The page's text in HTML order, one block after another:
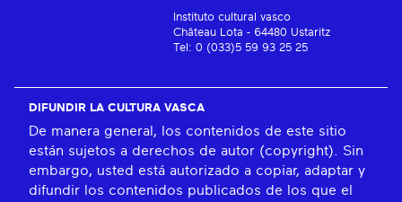
Instituto cultural vasco
Château Lota - 64480 Ustaritz
Tel: 0 (033)5 59 93 25 25
DIFUNDIR LA CULTURA VASCA
De manera general, los contenidos de este sitio
están sujetos a derechos de autor (copyright). Sin
embargo, usted está autorizado a copiar, adaptar y
difundir los contenidos publicados de los que el